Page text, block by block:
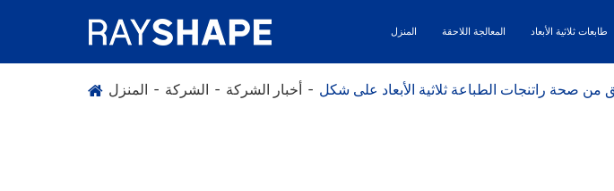
المنزل المعالجة اللاحقة طابعات ثلاثية الأبعاد
المنزل الشركة أخبار الشركة